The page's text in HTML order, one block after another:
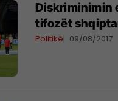
Diskriminimin
tifozët
Politikë 09/08/2017